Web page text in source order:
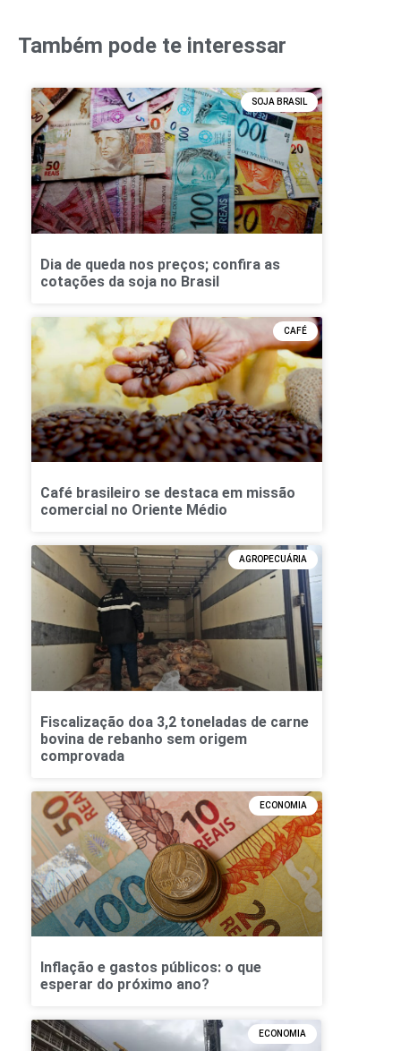
Também pode te interessar
SOJA BRASIL
Dia de queda nos preços; confira as
cotações da soja no Brasil
CAFÉ
Café brasileiro se destaca em missão
comercial no Oriente Médio
AGROPECUÁRIA
Fiscalização doa 3,2 toneladas de carne
bovina de rebanho sem origem
comprovada
ECONOMIA
Inflação e gastos públicos: o que
esperar do próximo ano?
ECONOMIA